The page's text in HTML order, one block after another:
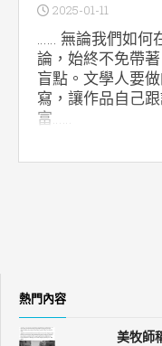
2025-01-11
…… 無論我們如何
論，始終不免帶
盲點。文學人要
寫，讓作品自己
富……
熱門內容
美牧師